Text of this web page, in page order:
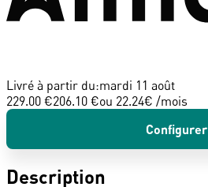
Livré à partir du:mardi 11 août
229.00 €206.10 €ou 22.24€ /mois
Configurer
Description